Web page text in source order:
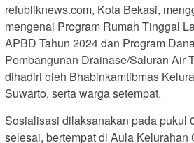
refubliknews.com, Kota Bekasi,
mengenai Program Rumah Tinggal
APBD Tahun 2024 dan Program
Pembangunan Drainase/Saluran Air
dihadiri oleh Bhabinkamtibmas
Suwarto, serta warga setempat.
Sosialisasi dilaksanakan pada pukul
selesai, bertempat di Aula